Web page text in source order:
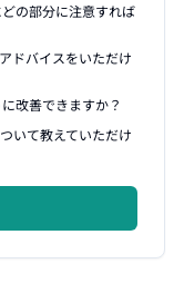
の部分に注意すれば
ドバイスをいただけ
改善できますか？
いて教えていただけ